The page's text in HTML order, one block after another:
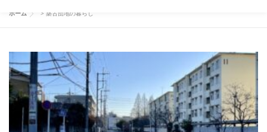
ホーム > 築古団地の暮らし